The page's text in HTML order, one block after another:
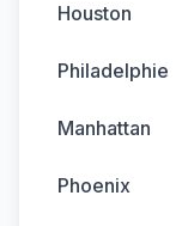
Houston
Philadelphie
Manhattan
Phoenix